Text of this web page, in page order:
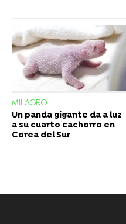
MILAGRO
Un panda gigante da a luz
a su cuarto cachorro en
Corea del Sur